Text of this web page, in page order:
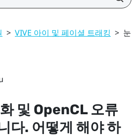
> VIVE 아이 및 페이셜 트래킹 > 눈
및 OpenCL오류
다. 어떻게 해야 하